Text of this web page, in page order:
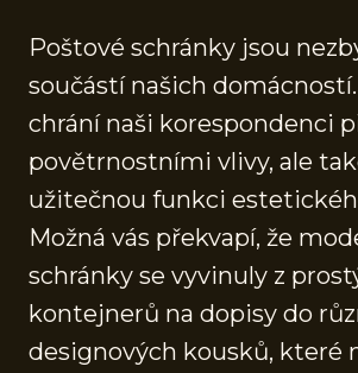
Poštové schránky jsou
součástí našich
chrání naši korespondenci
povětrnostními vlivy, ale
užitečnou funkci
Možná vás překvapí, že
schránky se vyvinuly z
kontejnerů na dopisy do
designových kousků, které